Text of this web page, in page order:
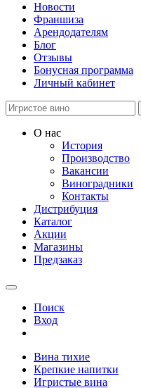
Новости
Франшиза
Арендодателям
Блог
Отзывы
Бонусная программа
Личный кабинет
О нас
История
Производство
Вакансии
Виноградники
Контакты
Дистрибуция
Каталог
Акции
Магазины
Предзаказ
Поиск
Вход
Вина тихие
Крепкие напитки
Игристые вина